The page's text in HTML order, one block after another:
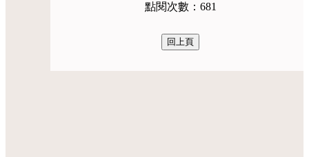
點閱次數：681